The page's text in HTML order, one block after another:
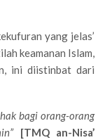
yang jelas’
keamanan Islam,
ini diistinbat dari
bagi orang-orang
[TMQ an-Nisa’